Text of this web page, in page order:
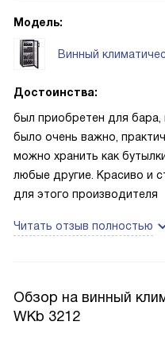
Модель:
Винный
Достоинства:
был приобретен для
было очень важно,
можно хранить как
любые другие. Красиво и
для этого производителя
Читать отзыв полностью
Обзор на винный
WKb 3212